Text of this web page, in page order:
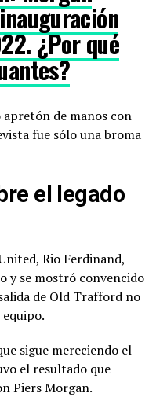
¿Por qué
apretón de manos con
fue sólo una broma
el legado
Rio Ferdinand,
y se mostró convencido
de Old Trafford no
sigue mereciendo el
el resultado que
Piers Morgan.